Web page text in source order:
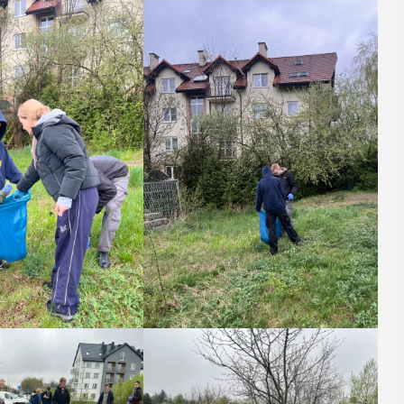
–
w Miejskiej
tomu
-
14
CZERWIEC
Cały dzień
„Oddaj krew-
Uratuj życie”
W niedzielę 14 czerwca na plaży
trawiastej na myślenickim Zarabiu
odbędzie się druga edycja wydarzenia
"Oddaj krew-Uratuj życie" łączące akcję
krwiodawstwa ze zlotem samochodów
pożarniczych. Organizatorami ...